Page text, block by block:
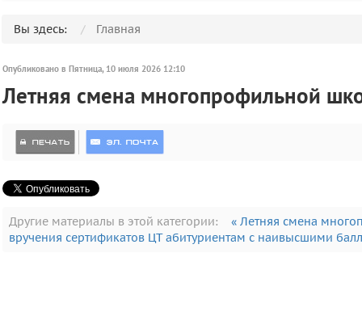
Вы здесь: Главная
Опубликовано в Пятница, 10 июля 2026 12:10
Летняя смена многопрофильной
Другие материалы в этой категории:
« Летняя смена
вручения сертификатов ЦТ абитуриентам с наивысшими